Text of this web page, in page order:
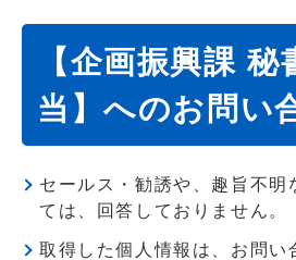
【企画振興課 秘
当】へのお問い
セールス・勧誘や、趣旨不明
ては、回答しておりません。
取得した個人情報は、お問い